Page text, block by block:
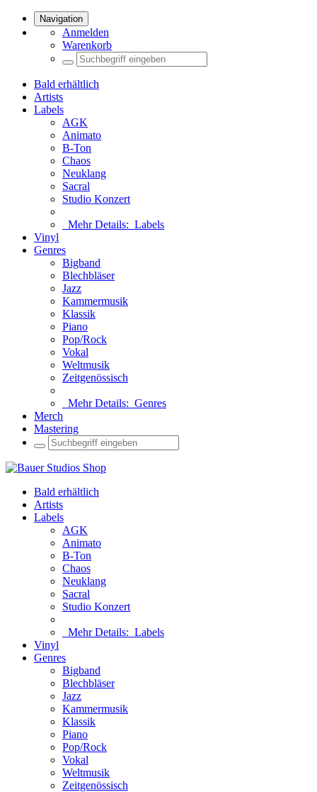
Navigation
Anmelden
Warenkorb
Bald erhältlich
Artists
Labels
AGK
Animato
B-Ton
Chaos
Neuklang
Sacral
Studio Konzert
Mehr Details: Labels
Vinyl
Genres
Bigband
Blechbläser
Jazz
Kammermusik
Klassik
Piano
Pop/Rock
Vokal
Weltmusik
Zeitgenössisch
Mehr Details: Genres
Merch
Mastering
Bald erhältlich
Artists
Labels
AGK
Animato
B-Ton
Chaos
Neuklang
Sacral
Studio Konzert
Mehr Details: Labels
Vinyl
Genres
Bigband
Blechbläser
Jazz
Kammermusik
Klassik
Piano
Pop/Rock
Vokal
Weltmusik
Zeitgenössisch